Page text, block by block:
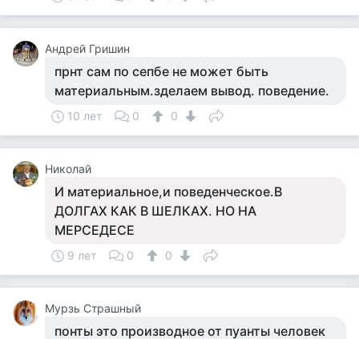
Андрей Гришин
прнт сам по сепбе не может быть
материальным.зделаем вывод. поведение.
10 лет 0 0
Николай
И материальное,и поведенческое.В
ДОЛГАХ КАК В ШЕЛКАХ. НО НА
МЕРСЕДЕСЕ
9 лет 0 0
Мурзь Страшный
понты это производное от пуанты человек